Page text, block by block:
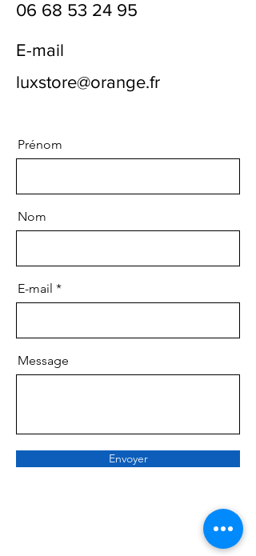
06 68 53 24 95
E-mail
luxstore@orange.fr
Prénom
Nom
E-mail
Message
Envoyer